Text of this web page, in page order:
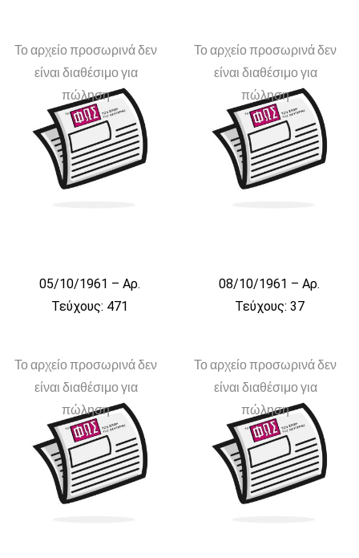
Το αρχείο προσωρινά δεν
είναι διαθέσιμο για
πώληση
05/10/1961 – Αρ.
Τεύχους: 471
Το αρχείο προσωρινά δεν
είναι διαθέσιμο για
πώληση
08/10/1961 – Αρ.
Τεύχους: 37
Το αρχείο προσωρινά δεν
είναι διαθέσιμο για
πώληση
Το αρχείο προσωρινά δεν
είναι διαθέσιμο για
πώληση